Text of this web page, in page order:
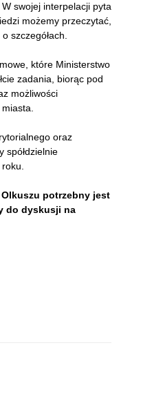
swojej interpelacji pyta
możemy przeczytać,
szczegółach.
które Ministerstwo
zadania, biorąc pod
możliwości
oraz
spółdzielnie
potrzebny jest
do dyskusji na